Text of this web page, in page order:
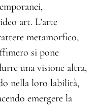
art. L’arte
metamorfico,
si pone
una visione altra,
nella loro labilità,
emergere la